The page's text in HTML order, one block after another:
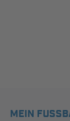
MEIN